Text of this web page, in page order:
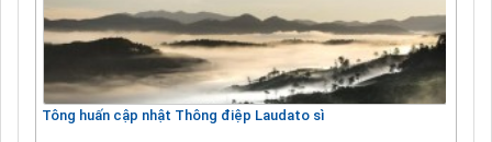
Tông huấn cập nhật Thông điệp Laudato sì